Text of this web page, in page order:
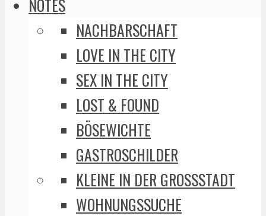
NACHBARSCHAFT
LOVE IN THE CITY
SEX IN THE CITY
LOST & FOUND
BÖSEWICHTE
GASTROSCHILDER
KLEINE IN DER GROSSSTADT
WOHNUNGSSUCHE